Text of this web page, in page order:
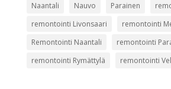
Naantali
Nauvo Parainen
remontointi Livonsaari
remontointi
Remontointi Naantali
remontointi
remontointi Rymättylä
remontointi